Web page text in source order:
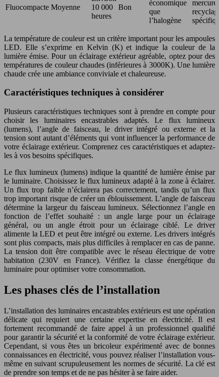
Fluocompacte Moyenne
10 000
heures
Bon
économique
que
l’halogène
mercure,
La température de couleur est un critère important pour les ampoules
LED. Elle s’exprime en Kelvin (K) et indique la couleur de la
lumière émise. Pour un éclairage extérieur agréable, optez pour des
températures de couleur chaudes (inférieures à 3000K). Une lumière
chaude crée une ambiance conviviale et chaleureuse.
Caractéristiques techniques à considérer
Plusieurs caractéristiques techniques sont à prendre en compte pour
choisir les luminaires encastrables adaptés. Le flux lumineux
(lumens), l’angle de faisceau, le driver intégré ou externe et la
tension sont autant d’éléments qui vont influencer la performance de
votre éclairage extérieur. Comprenez ces caractéristiques et adaptez-
les à vos besoins spécifiques.
Le flux lumineux (lumens) indique la quantité de lumière émise par
le luminaire. Choisissez le flux lumineux adapté à la zone à éclairer.
Un flux trop faible n’éclairera pas correctement, tandis qu’un flux
trop important risque de créer un éblouissement. L’angle de faisceau
détermine la largeur du faisceau lumineux. Sélectionnez l’angle en
fonction de l’effet souhaité : un angle large pour un éclairage
général, ou un angle étroit pour un éclairage ciblé. Le driver
alimente la LED et peut être intégré ou externe. Les drivers intégrés
sont plus compacts, mais plus difficiles à remplacer en cas de panne.
La tension doit être compatible avec le réseau électrique de votre
habitation (230V en France). Vérifiez la classe énergétique du
luminaire pour optimiser votre consommation.
Les phases clés de l’installation
L’installation des luminaires encastrables extérieurs est une opération
délicate qui requiert une certaine expertise en électricité. Il est
fortement recommandé de faire appel à un professionnel qualifié
pour garantir la sécurité et la conformité de votre éclairage extérieur.
Cependant, si vous êtes un bricoleur expérimenté avec de bonnes
connaissances en électricité, vous pouvez réaliser l’installation vous-
même en suivant scrupuleusement les normes de sécurité. La clé est
de prendre son temps et de ne pas hésiter à se faire aider.